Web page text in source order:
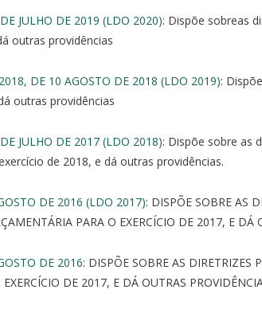
JULHO DE 2019 (LDO 2020): Dispõe sobreas
outras providências
DE 10 AGOSTO DE 2018 (LDO 2019):
outras providências
JULHO DE 2017 (LDO 2018): Dispõe sobre as
de 2018, e dá outras providências.
DE 2016 (LDO 2017): DISPÕE SOBRE AS
PARA O EXERCÍCIO DE 2017, E DÁ
DE 2016: DISPÕE SOBRE AS DIRETRIZES
DE 2017, E DÁ OUTRAS